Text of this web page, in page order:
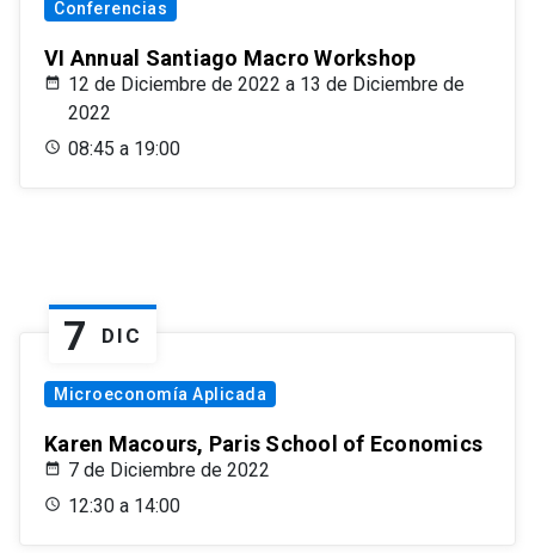
Conferencias
VI Annual Santiago Macro Workshop
12 de Diciembre de 2022 a 13 de Diciembre de
2022
08:45 a 19:00
7 DIC
Microeconomía Aplicada
Karen Macours, Paris School of Economics
7 de Diciembre de 2022
12:30 a 14:00